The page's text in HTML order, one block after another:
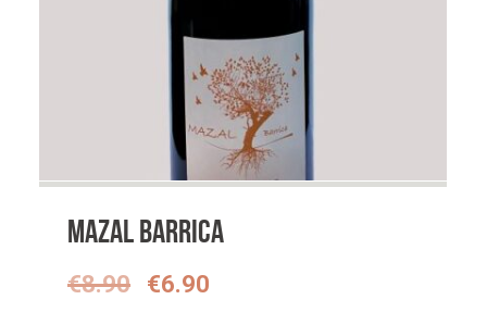
Mazal barrica
€8.90
Oorspronkelijke
€6.90